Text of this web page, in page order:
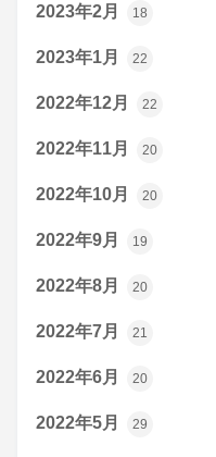
2023年2月 18
2023年1月 22
2022年12月 22
2022年11月 20
2022年10月 20
2022年9月 19
2022年8月 20
2022年7月 21
2022年6月 20
2022年5月 29